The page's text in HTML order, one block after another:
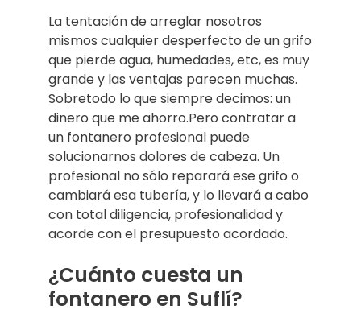
La tentación de arreglar nosotros
mismos cualquier desperfecto de un grifo
que pierde agua, humedades, etc, es muy
grande y las ventajas parecen muchas.
Sobretodo lo que siempre decimos: un
dinero que me ahorro.Pero contratar a
un fontanero profesional puede
solucionarnos dolores de cabeza. Un
profesional no sólo reparará ese grifo o
cambiará esa tubería, y lo llevará a cabo
con total diligencia, profesionalidad y
acorde con el presupuesto acordado.
¿Cuánto cuesta un
fontanero en Suflí?